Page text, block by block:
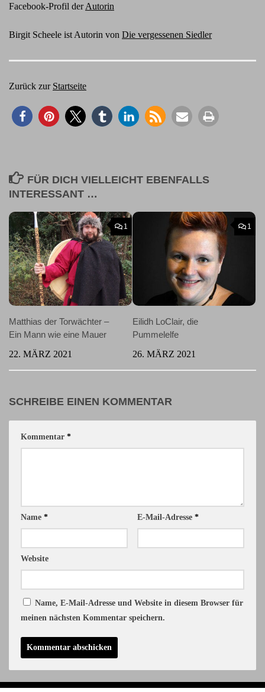
Facebook-Profil derAutorin
Birgit Scheele ist Autorin von Die vergessenen Siedler
Zurück zur Startseite
FÜR DICH VIELLEICHT EBENFALLS
INTERESSANT …
1
Matthias der Torwächter –
Ein Mann wie eine Mauer
22. MÄRZ 2021
1
Eilidh LoClair, die
Pummelelfe
26. MÄRZ 2021
SCHREIBE EINEN KOMMENTAR
Kommentar *
Name * E-Mail-Adresse *
Website
Name, E-Mail-Adresse und Website in diesem Browser für
meinen nächsten Kommentar speichern.